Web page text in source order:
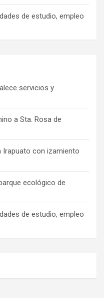
de estudio, empleo
servicios y
a Sta. Rosa de
Irapuato con izamiento
ecológico de
de estudio, empleo